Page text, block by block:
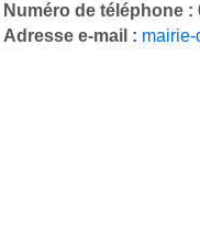
Numéro de téléphone :
Adresse e-mail :